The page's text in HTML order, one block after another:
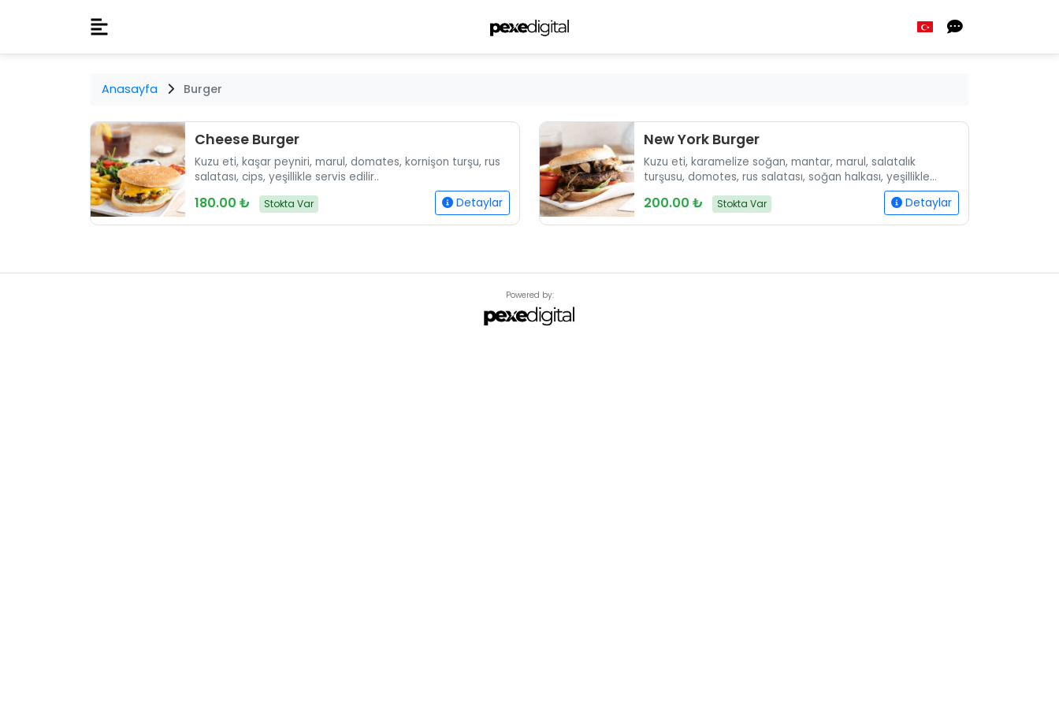
Anasayfa Burger
Cheese Burger
Kuzu eti, kaşar peyniri, marul, domates, kornişon turşu, rus
salatası, cips, yeşillikle servis edilir..
180.00 ₺ Stokta Var Detaylar
New York Burger
Kuzu eti, karamelize soğan, mantar, marul, salatalık
turşusu, domotes, rus salatası, soğan halkası, yeşillikle
200.00 ₺ Stokta Var Detaylar
Powered by: